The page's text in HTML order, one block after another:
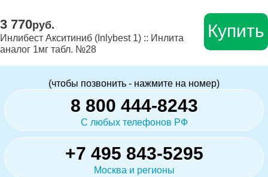
3 770руб.
Инлибест Акситиниб (Inlybest 1) :: Инлита
аналог 1мг табл. №28
Купить
(чтобы позвонить - нажмите на номер)
8 800 444-8243
С любых телефонов РФ
+7 495 843-5295
Москва и регионы